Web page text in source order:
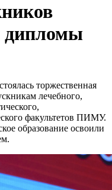
торжественная
лечебного,
факультетов ПИМУ.
образование освоили